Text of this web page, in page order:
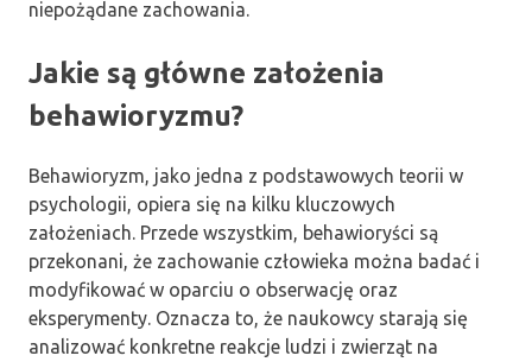
niepożądane zachowania.
Jakie są główne założenia
behawioryzmu?
Behawioryzm, jako jedna z podstawowych teorii w
psychologii, opiera się na kilku kluczowych
założeniach. Przede wszystkim, behawioryści są
przekonani, że zachowanie człowieka można badać i
modyfikować w oparciu o obserwację oraz
eksperymenty. Oznacza to, że naukowcy starają się
analizować konkretne reakcje ludzi i zwierząt na